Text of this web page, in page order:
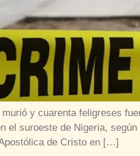
y cuarenta feligreses
el suroeste de Nigeria,
de Cristo en […]